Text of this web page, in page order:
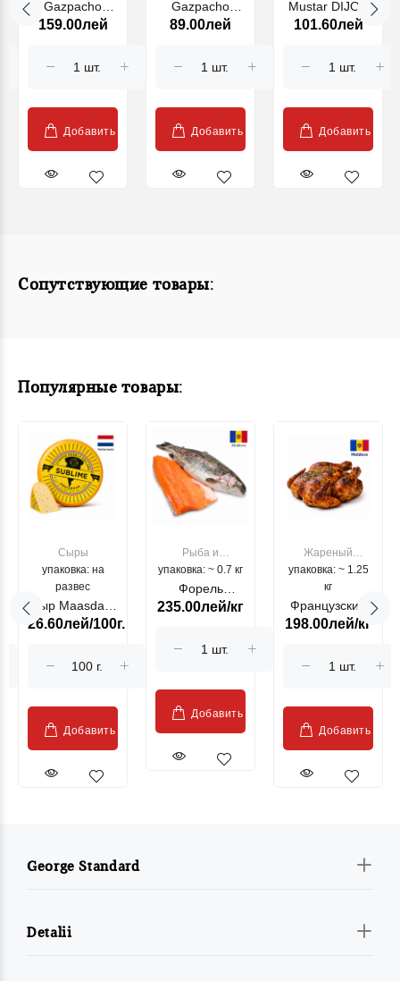
Gazpacho
Original
(20801)
159.00лей
Добавить
Gazpacho
Original
500ML (20801)
89.00лей
Добавить
Mustar DIJON
EDMOND
FALLOT
(20599)
101.60лей
Добавить
Сопутствующие товары:
Популярные товары:
Сыры
упаковка: на
развес
Сыр Maasdam
Sublime Cow
26.60лей/100г.
Добавить
Рыба и
морепродукты
упаковка: ~ 0.7 кг
Форель
лососевая
Moldovenesc"
235.00лей/кг
Добавить
Жареный
цыпленок
упаковка: ~ 1.25
кг
Французский
гриль, кг
198.00лей/кг
Добавить
George Standard
Detalii